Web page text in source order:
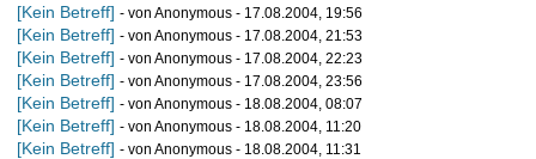
[Kein Betreff] - von Anonymous - 17.08.2004, 19:56
[Kein Betreff] - von Anonymous - 17.08.2004, 21:53
[Kein Betreff] - von Anonymous - 17.08.2004, 22:23
[Kein Betreff] - von Anonymous - 17.08.2004, 23:56
[Kein Betreff] - von Anonymous - 18.08.2004, 08:07
[Kein Betreff] - von Anonymous - 18.08.2004, 11:20
[Kein Betreff] - von Anonymous - 18.08.2004, 11:31